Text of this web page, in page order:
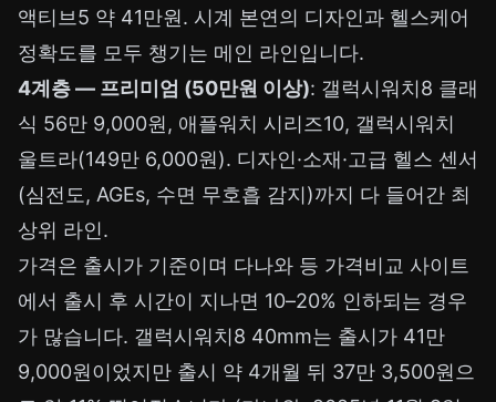
액티브5 약 41만원. 시계 본연의 디자인과 헬스케어
정확도를 모두 챙기는 메인 라인입니다.
4계층 — 프리미엄 (50만원 이상): 갤럭시워치8 클래
식 56만 9,000원, 애플워치 시리즈10, 갤럭시워치
울트라(149만 6,000원). 디자인·소재·고급 헬스 센서
(심전도, AGEs, 수면 무호흡 감지)까지 다 들어간 최
상위 라인.
가격은 출시가 기준이며 다나와 등 가격비교 사이트
에서 출시 후 시간이 지나면 10–20% 인하되는 경우
가 많습니다. 갤럭시워치8 40mm는 출시가 41만
9,000원이었지만 출시 약 4개월 뒤 37만 3,500원으